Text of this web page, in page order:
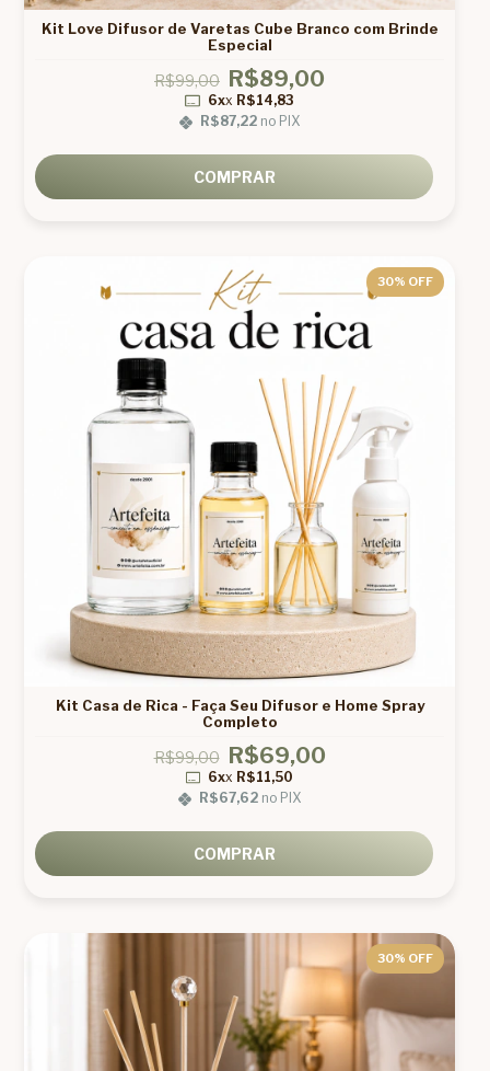
Kit Love Difusor de Varetas Cube Branco com Brinde
Especial
R$99,00 R$89,00
6xx R$14,83
R$87,22 no PIX
COMPRAR
30% OFF
Kit Casa de Rica - Faça Seu Difusor e Home Spray
Completo
R$99,00 R$69,00
6xx R$11,50
R$67,62 no PIX
COMPRAR
30% OFF